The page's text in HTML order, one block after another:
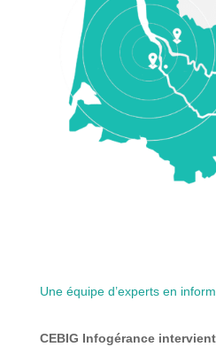
Une équipe d’experts en
CEBIG Infogérance